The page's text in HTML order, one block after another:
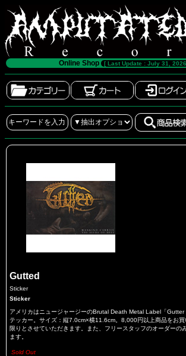
Online Shop [ Last Update : July 31,
Gutted
Sticker
Sticker
アメリカはニュージャージーのBrutal Death Metal Label「
テッカー。サイズ：縦7.0cm×横11.6cm。8,000円以上商品をお
限りとさせていただきます。また、フリースタッフのオーダーの
ます。
Sold Out